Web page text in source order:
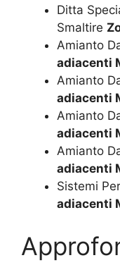
Ditta
Smaltire
Amianto
adiacenti
Amianto
adiacenti
Amianto
adiacenti
Amianto
adiacenti
Sistemi
adiacenti